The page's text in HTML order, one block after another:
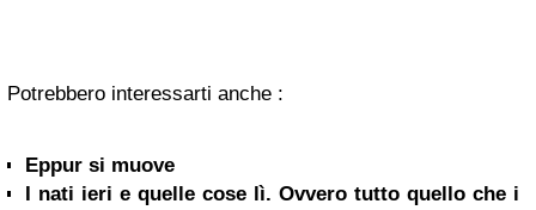
Potrebbero interessarti anche :
Eppur si muove
I nati ieri e quelle cose lì. Ovvero tutto quello che i